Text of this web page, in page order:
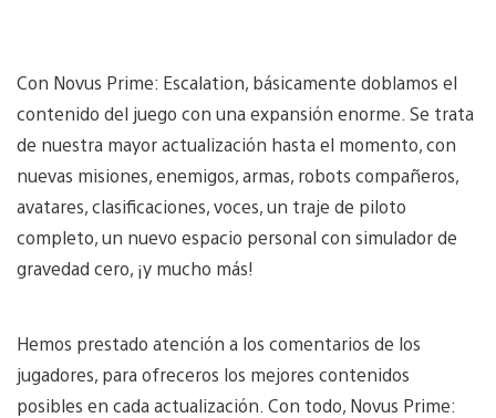
Con Novus Prime: Escalation, básicamente doblamos el
contenido del juego con una expansión enorme. Se trata
de nuestra mayor actualización hasta el momento, con
nuevas misiones, enemigos, armas, robots compañeros,
avatares, clasificaciones, voces, un traje de piloto
completo, un nuevo espacio personal con simulador de
gravedad cero, ¡y mucho más!
Hemos prestado atención a los comentarios de los
jugadores, para ofreceros los mejores contenidos
posibles en cada actualización. Con todo, Novus Prime: